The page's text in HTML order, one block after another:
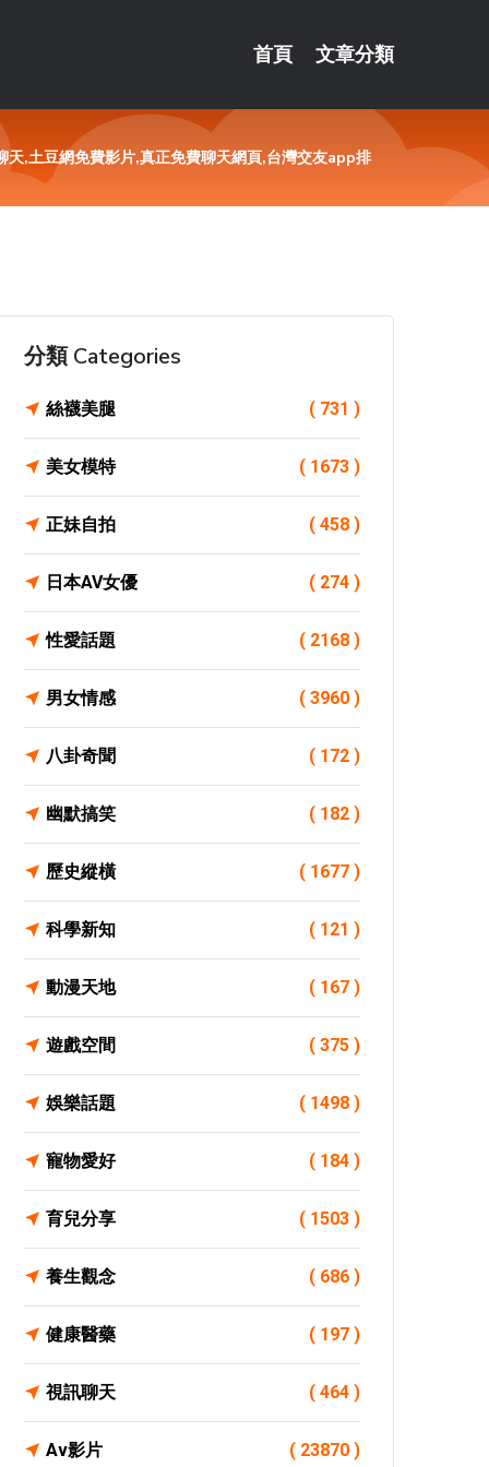
首頁 文章分類
,土豆網免費影片,真正免費聊天網頁,台灣交友app排
分類 Categories
絲襪美腿 ( 731 )
美女模特 ( 1673 )
正妹自拍 ( 458 )
日本AV女優 ( 274 )
性愛話題 ( 2168 )
男女情感 ( 3960 )
八卦奇聞 ( 172 )
幽默搞笑 ( 182 )
歷史縱橫 ( 1677 )
科學新知 ( 121 )
動漫天地 ( 167 )
遊戲空間 ( 375 )
娛樂話題 ( 1498 )
寵物愛好 ( 184 )
育兒分享 ( 1503 )
養生觀念 ( 686 )
健康醫藥 ( 197 )
視訊聊天 ( 464 )
Av影片 ( 23870 )